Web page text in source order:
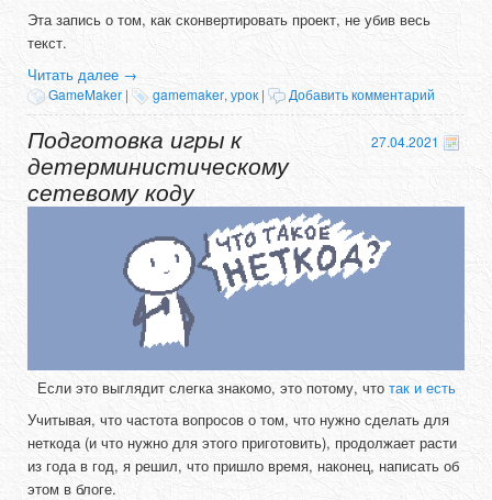
Эта запись о том, как сконвертировать проект, не убив весь
текст.
Читать далее →
GameMaker | gamemaker,урок | Добавить комментарий
27.04.2021
Подготовка игры к
детерминистическому
сетевому коду
Если это выглядит слегка знакомо, это потому, что так и есть
Учитывая, что частота вопросов о том, что нужно сделать для
неткода (и что нужно для этого приготовить), продолжает расти
из года в год, я решил, что пришло время, наконец, написать об
этом в блоге.